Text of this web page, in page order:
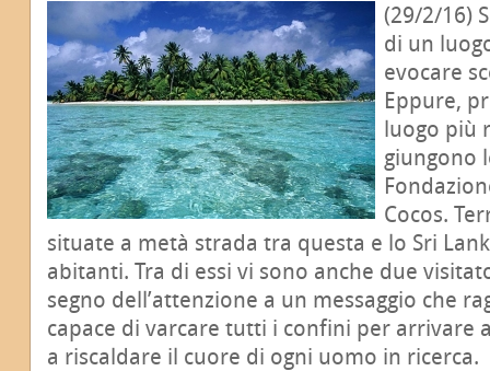
(29/2/16)
di un
evocare
Eppure,
luogo più
giungono
Cocos.
situate a metà strada tra questa e lo Sri
abitanti. Tra di essi vi sono anche due
segno dell’attenzione a un messaggio che
capace di varcare tutti i confini per arrivare
a riscaldare il cuore di ogni uomo in ricerca.